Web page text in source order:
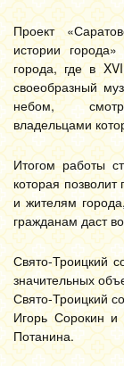
Проект
истории
города, где в
своеобразный
небом,
владельцами
Итогом работы
которая позволит
и жителям
гражданам даст
Свято-Троицкий
значительных
Свято-Троицкий
Игорь Сорокин и
Потанина.